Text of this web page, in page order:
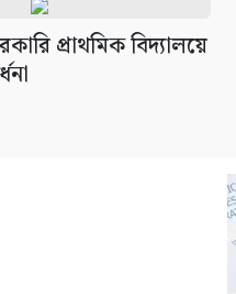
প্রাথমিক বিদ্যালয়ে